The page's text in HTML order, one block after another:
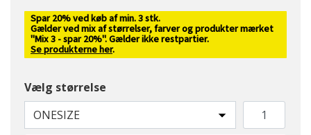
Spar 20% ved køb af min. 3 stk.
Gælder ved mix af størrelser, farver og produkter mærket
"Mix 3 - spar 20%". Gælder ikke restpartier.
Se produkterne her.
Vælg størrelse
ONESIZE